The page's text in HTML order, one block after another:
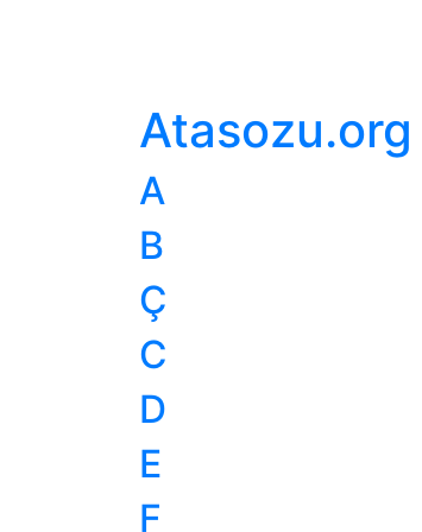
Atasozu.org
A
B
Ç
C
D
E
F